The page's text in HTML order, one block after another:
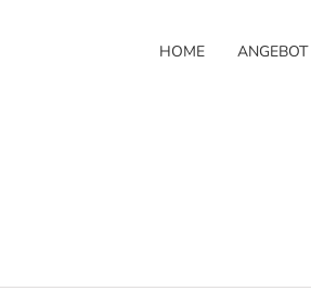
HOME ANGEBOT